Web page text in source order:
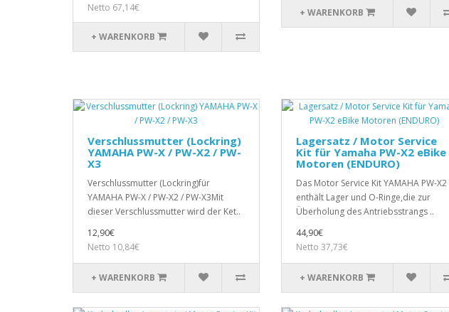
Netto 67,14€
+ WARENKORB
+ WARENKORB
Verschlussmutter (Lockring)
YAMAHA PW-X / PW-X2 / PW-
X3
Verschlussmutter (Lockring)für
YAMAHA PW-X / PW-X2 / PW-X3Mit
dieser Verschlussmutter wird der Ket..
12,90€
Netto 10,84€
+ WARENKORB
Lagersatz / Motor Service
Kit für Yamaha PW-X2 eBike
Motoren (ENDURO)
Das Motor Service Kit YAMAHA PW-X2
enthält Lager und O-Ringe,die zur
Überholung des Antriebsstrangs ..
44,90€
Netto 37,73€
+ WARENKORB